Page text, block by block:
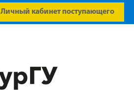
Личный кабинет поступающего